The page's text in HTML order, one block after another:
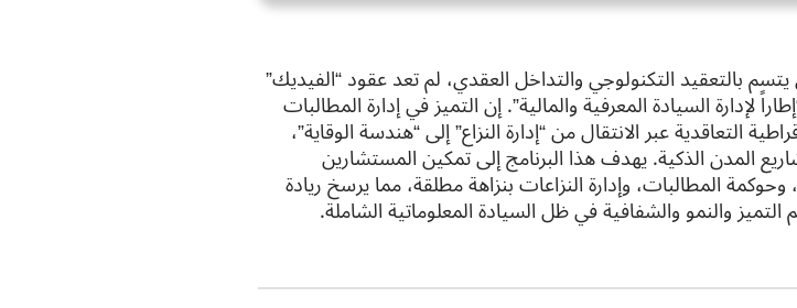
بالتعقيد التكنولوجي والتداخل العقدي، لم تعد عقود “الفيديك”
السيادة المعرفية والمالية”. إن التميز في إدارة المطالبات
التعاقدية عبر الانتقال من “إدارة النزاع” إلى “هندسة الوقاية”،
المدن الذكية. يهدف هذا البرنامج إلى تمكين المستشارين
المطالبات، وإدارة النزاعات بنزاهة مطلقة، مما يرسخ ريادة
والنمو والشفافية في ظل السيادة المعلوماتية الشاملة.